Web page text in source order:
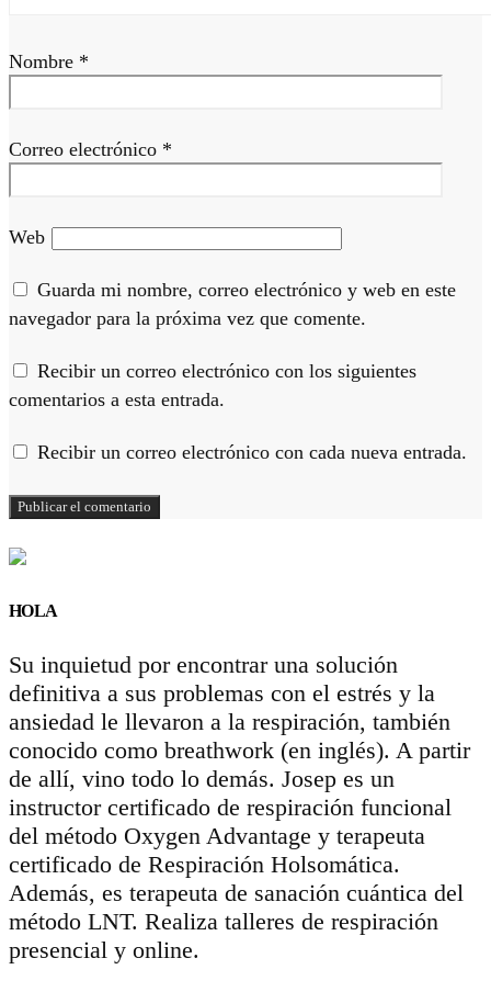
Nombre *
Correo electrónico *
Web
Guarda mi nombre, correo electrónico y web en este
navegador para la próxima vez que comente.
Recibir un correo electrónico con los siguientes
comentarios a esta entrada.
Recibir un correo electrónico con cada nueva entrada.
HOLA
Su inquietud por encontrar una solución
definitiva a sus problemas con el estrés y la
ansiedad le llevaron a la respiración, también
conocido como breathwork (en inglés). A partir
de allí, vino todo lo demás. Josep es un
instructor certificado de respiración funcional
del método Oxygen Advantage y terapeuta
certificado de Respiración Holsomática.
Además, es terapeuta de sanación cuántica del
método LNT. Realiza talleres de respiración
presencial y online.